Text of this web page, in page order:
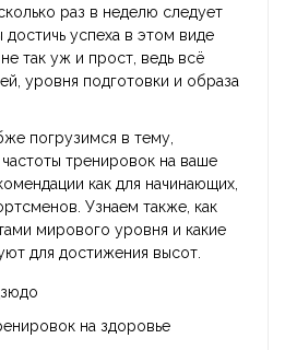
раз в неделю следует
достичь успеха в этом виде
так уж и прост, ведь всё
уровня подготовки и образа
погрузимся в тему,
тренировок на ваше
как для начинающих,
Узнаем также, как
мирового уровня и какие
для достижения высот.
на здоровье